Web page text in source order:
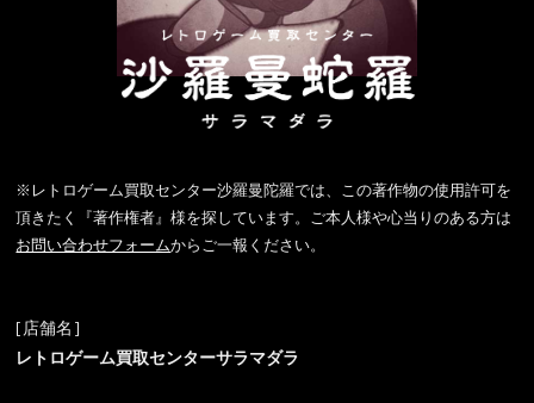
※レトロゲーム買取センター沙羅曼陀羅では、この著作物の使用許可を
頂きたく『著作権者』様を探しています。ご本人様や心当りのある方は
お問い合わせフォームからご一報ください。
[店舗名]
レトロゲーム買取センターサラマダラ